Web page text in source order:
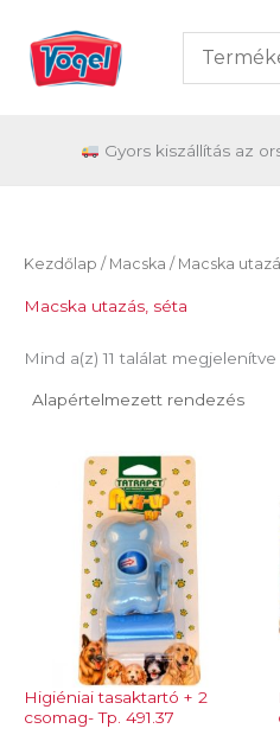
content
Gyors kiszállítás az
Kezdőlap / Macska / Macska
Macska utazás, séta
Mind a(z) 11 találat megjelenítve
Higiéniai tasaktartó + 2
csomag- Tp. 491.37